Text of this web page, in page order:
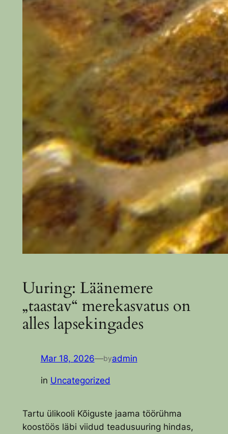
Uuring: Läänemere
„taastav“ merekasvatus on
alles lapsekingades
Mar 18, 2026—byadmin
in Uncategorized
Tartu ülikooli Kõiguste jaama töörühma
koostöös läbi viidud teadusuuring hindas,